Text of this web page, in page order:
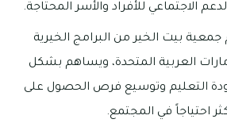
الاجتماعي للأفراد والأسر المحتاجة.
جمعية بيت الخير من البرامج الخيرية
العربية المتحدة، ويساهم بشكل
التعليم وتوسيع فرص الحصول على
احتياجاً في المجتمع.